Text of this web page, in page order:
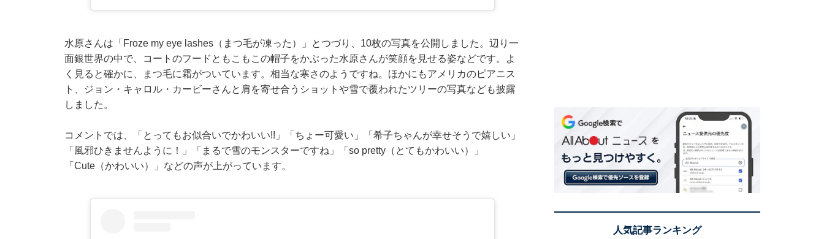
水原さんは「Froze my eye lashes（まつ毛が凍った）」とつづり、10枚の写真を公開しました。辺り一
面銀世界の中で、コートのフードともこもこの帽子をかぶった水原さんが笑顔を見せる姿などです。よ
く見ると確かに、まつ毛に霜がついています。相当な寒さのようですね。ほかにもアメリカのピアニス
ト、ジョン・キャロル・カービーさんと肩を寄せ合うショットや雪で覆われたツリーの写真なども披露
しました。
コメントでは、「とってもお似合いでかわいい!!」「ちょー可愛い」「希子ちゃんが幸せそうで嬉しい」
「風邪ひきませんように！」「まるで雪のモンスターですね」「so pretty（とてもかわいい）」
「Cute（かわいい）」などの声が上がっています。